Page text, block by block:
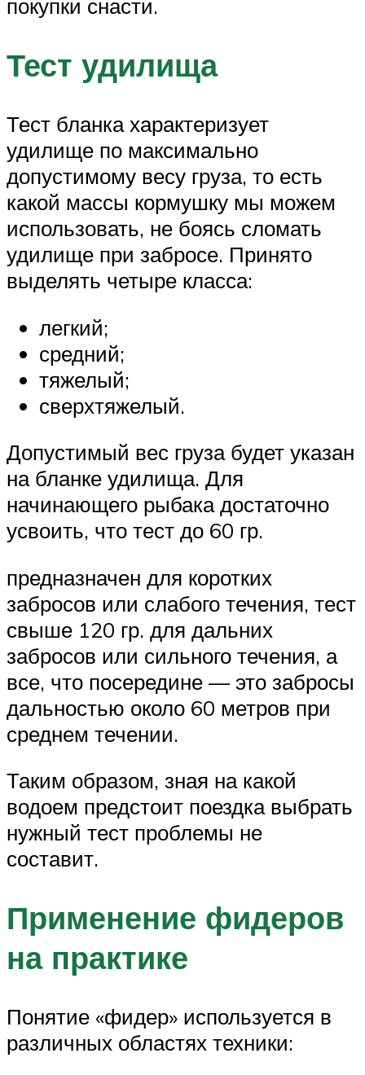
покупки снасти.
Тест удилища
Тест бланка характеризует
удилище по максимально
допустимому весу груза, то есть
какой массы кормушку мы можем
использовать, не боясь сломать
удилище при забросе. Принято
выделять четыре класса:
легкий;
средний;
тяжелый;
сверхтяжелый.
Допустимый вес груза будет указан
на бланке удилища. Для
начинающего рыбака достаточно
усвоить, что тест до 60 гр.
предназначен для коротких
забросов или слабого течения, тест
свыше 120 гр. для дальних
забросов или сильного течения, а
все, что посередине — это забросы
дальностью около 60 метров при
среднем течении.
Таким образом, зная на какой
водоем предстоит поездка выбрать
нужный тест проблемы не
составит.
Применение фидеров
на практике
Понятие «фидер» используется в
различных областях техники: